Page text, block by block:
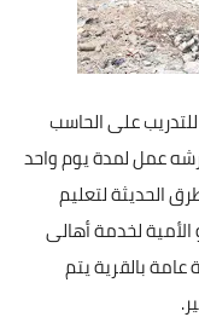
على الحاسب
عمل لمدة يوم واحد
الحديثة لتعليم
لخدمة أهالى
على 3 أيام خدمة عامة بالقرية يتم